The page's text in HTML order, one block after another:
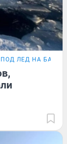
ЛЕД НА